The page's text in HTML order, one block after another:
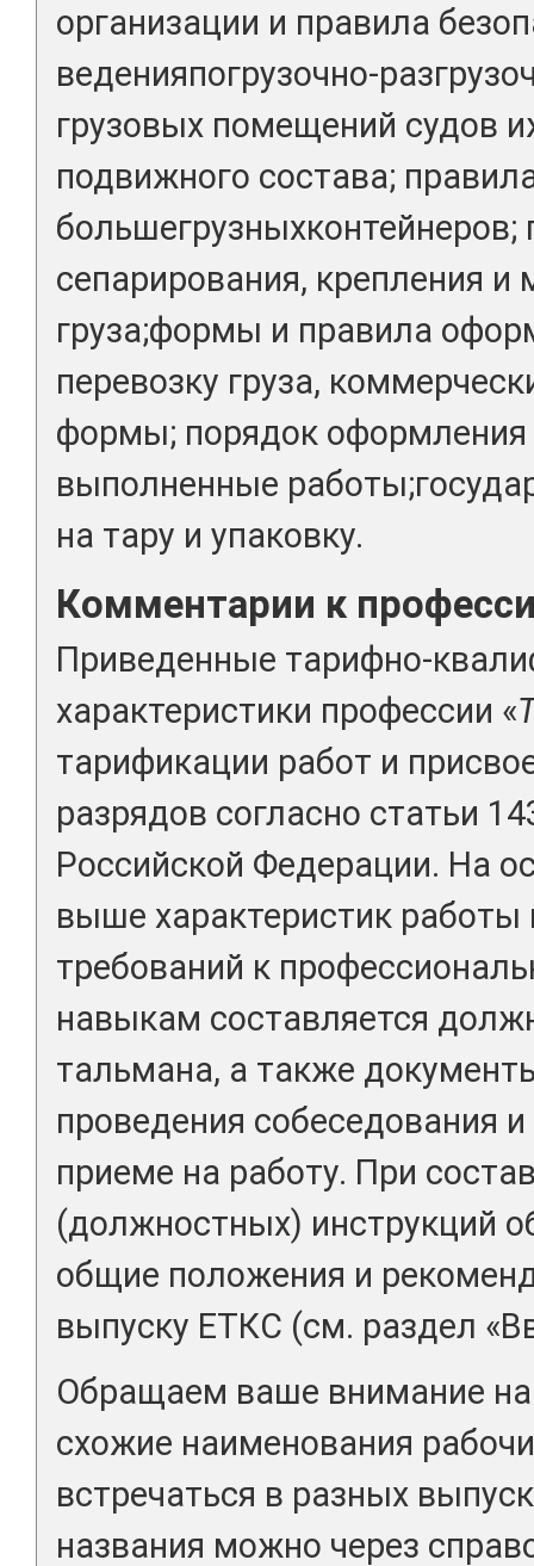
организации и правила
веденияпогрузочно-
грузовых помещений судов
подвижного состава;
сепарирования, крепления и
груза;формы и правила
перевозку груза,
формы; порядок оформления
выполненные
на тару и упаковку.
Комментарии к
Приведенные тарифно-
характеристики профессии «
тарификации работ и
разрядов согласно статьи
Российской Федерации. На
выше характеристик
требований к
навыкам составляется
тальмана, а также
проведения собеседования
приеме на работу. При
(должностных) инструкций
общие положения и
выпуску ЕТКС (см. раздел
Обращаем ваше внимание на
схожие наименования
встречаться в разных
названия можно через